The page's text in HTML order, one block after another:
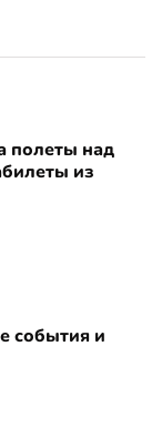
полеты над
из
события и